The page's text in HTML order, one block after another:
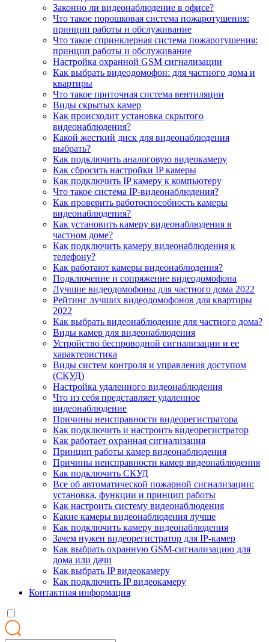
Законно ли видеонаблюдение в офисе?
Что такое порошковая система пожаротушения:
принцип работы и обслуживание
Что такое спринклерная система пожаротушения:
принцип работы и обслуживание
Настройка охранной GSM сигнализации
Как выбрать видеодомофон: для частного дома и
квартиры
Что такое приточная система вентиляции
Виды скрытых камер
Как происходит установка скрытого
видеонаблюдения?
Какой жесткий диск для видеонаблюдения
выбрать?
Как подключить аналоговую видеокамеру
Как сбросить настройки IP камеры
Как подключить IP камеру к компьютеру
Что такое система IP-видеонаблюдения?
Как проверить работоспособность камеры
видеонаблюдения?
Как установить камеру видеонаблюдения в
частном доме?
Как подключить камеру видеонаблюдения к
телефону?
Как работают камеры видеонаблюдения?
Подключение и сопряжение видеодомофона
Лучшие видеодомофоны для частного дома 2022
Рейтинг лучших видеодомофонов для квартиры
2022
Как выбрать видеонаблюдение для частного дома?
Виды камер для видеонаблюдения
Устройство беспроводной сигнализации и ее
характеристика
Виды систем контроля и управления доступом
(СКУД)
Настройка удаленного видеонаблюдения
Что из себя представляет удаленное
видеонаблюдение
Причины неисправности видеорегистратора
Как подключить и настроить видеорегистратор
Как работает охранная сигнализация
Принцип работы камер видеонаблюдения
Причины неисправности камер видеонаблюдения
Как подключить СКУД
Все об автоматической пожарной сигнализации:
установка, функции и принцип работы
Как настроить систему видеонаблюдения
Какие камеры видеонаблюдения лучше
Как подключить камеру видеонаблюдения
Зачем нужен видеорегистратор для IP-камер
Как выбрать охранную GSM-сигнализацию для
дома или дачи
Как выбрать IP видеокамеру
Как подключить IP видеокамеру
Контактная информация